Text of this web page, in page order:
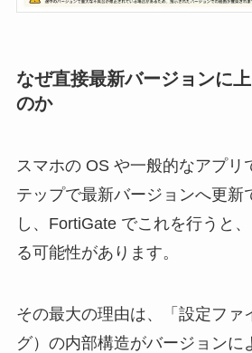
なぜ直接最新バージョンに
のか
スマホの OS や一般的なアプリ
テップで最新バージョンへ更新
し、FortiGate でこれを行うと
る可能性があります。
その最大の理由は、「設定ファ
グ）の内部構造がバージョンに